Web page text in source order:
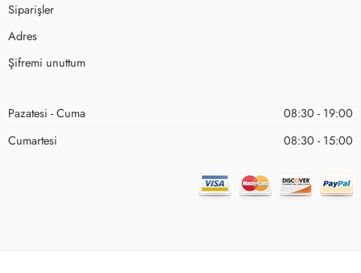
Siparişler
Adres
Şifremi unuttum
Pazatesi - Cuma
08:30 - 19:00
Cumartesi
08:30 - 15:00